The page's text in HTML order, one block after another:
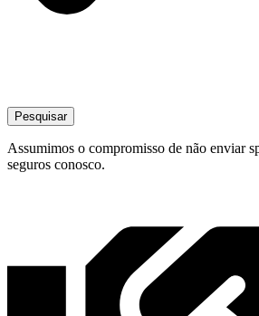
Pesquisar
Assumimos o compromisso de não enviar
seguros conosco.